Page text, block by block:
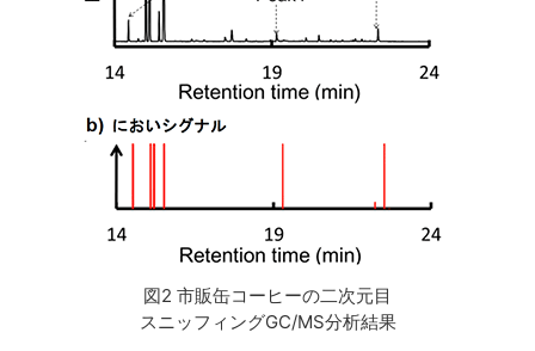
図2 市販缶コーヒーの二次元目
スニッフィングGC/MS分析結果